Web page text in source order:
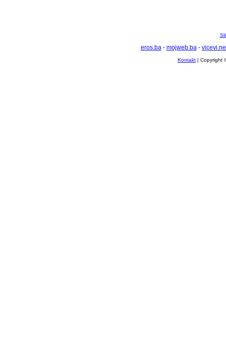
eros.ba- mojweb.ba-
Kontakt | Copyright